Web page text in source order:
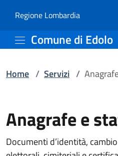
Servizi |
Regione Lombardia(apre in
Comune di Edolo
Home / Servizi /
Anagrafe e
Documenti d’identità,